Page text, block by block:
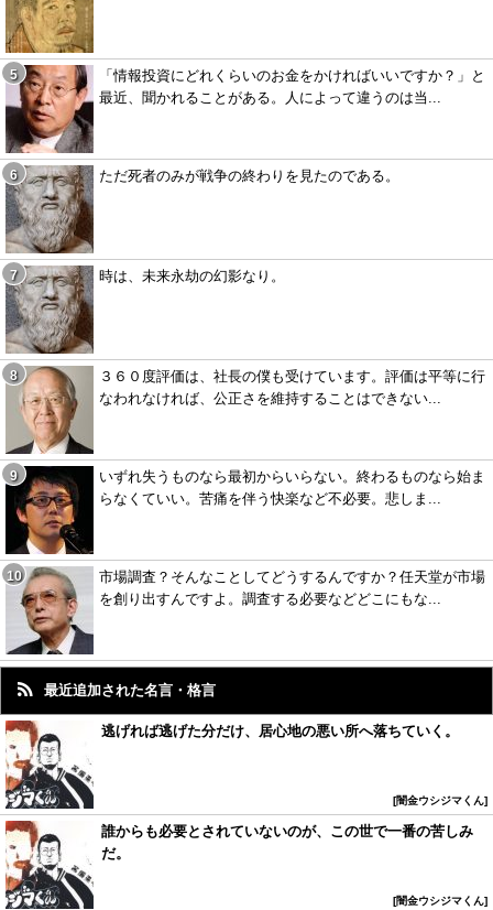
「情報投資にどれくらいのお金をかければいいですか？」と
最近、聞かれることがある。人によって違うのは当...
ただ死者のみが戦争の終わりを見たのである。
時は、未来永劫の幻影なり。
３６０度評価は、社長の僕も受けています。評価は平等に行
なわれなければ、公正さを維持することはできない...
いずれ失うものなら最初からいらない。終わるものなら始ま
らなくていい。苦痛を伴う快楽など不必要。悲しま...
市場調査？そんなことしてどうするんですか？任天堂が市場
を創り出すんですよ。調査する必要などどこにもな...
最近追加された名言・格言
逃げれば逃げた分だけ、居心地の悪い所へ落ちていく。
闇金ウシジマくん
誰からも必要とされていないのが、この世で一番の苦しみ
だ。
闇金ウシジマくん